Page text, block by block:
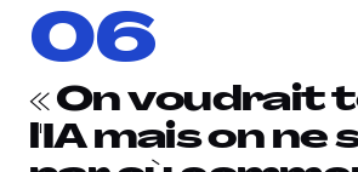
06
« On voudrait
l'IA mais on ne